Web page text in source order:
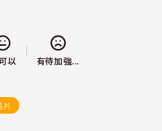
以 有待加強...
片